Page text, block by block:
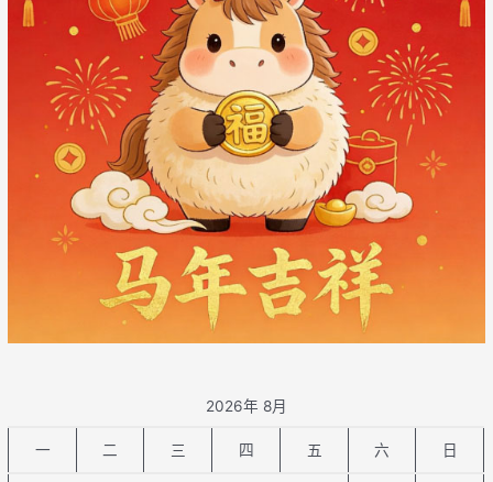
2026年 8月
一 二 三 四 五 六 日